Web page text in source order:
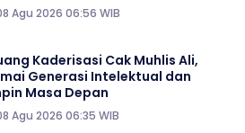
Agu 2026 06:56 WIB
Kaderisasi Cak Muhlis Ali,
Generasi Intelektual dan
Masa Depan
Agu 2026 06:35 WIB